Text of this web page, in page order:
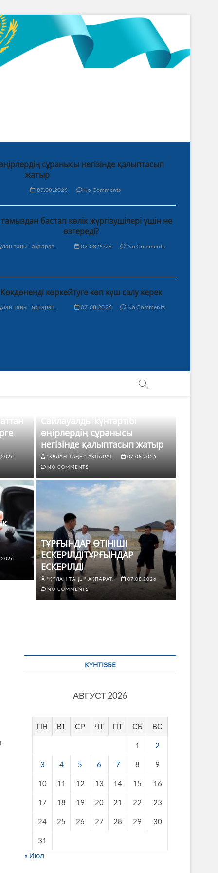
сұранысы негізінде қалыптасып
жатыр
07.08.2026 No Comments
бастап көлік жүргізушілері үшін не
өзгереді?
таңы" ақпарат. 07.08.2026 No Comments
Көкдөненді көркейтуге көп күш салу керек
таңы" ақпарат. 07.08.2026 No Comments
жүргізушілері үшін не
NO COMMENTS
Сайлауалды күнтәртібі
өңірлердің сұранысы
негізінде қалыптасып жатыр
"ҚҰЛАН ТАҢЫ" АҚПАРАТ.
07.08.2026
NO COMMENTS
ТҰРҒЫНДАР ӨТІНІШІ
ЕСКЕРІЛДІТҰРҒЫНДАР
ЕСКЕРІЛДІ
"ҚҰЛАН ТАҢЫ" АҚПАРАТ.
07.08.2026
NO COMMENTS
КҮНТІЗБЕ
АВГУСТ 2026
ПН ВТ СР ЧТ ПТ СБ ВС
1 2
3 4 5 6 7 8 9
10 11 12 13 14 15 16
17 18 19 20 21 22 23
24 25 26 27 28 29 30
31
« Июл